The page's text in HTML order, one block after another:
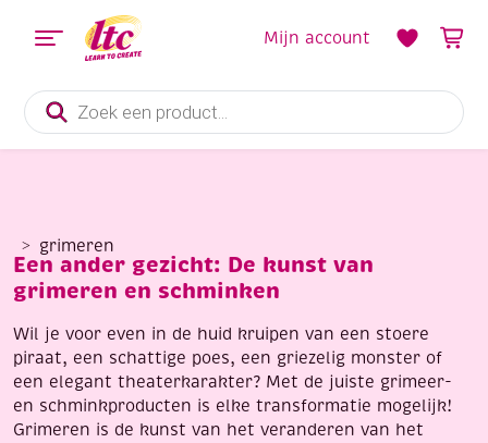
Producten
zoeken
Mijn account
grimeren
Een ander gezicht: De kunst van
grimeren en schminken
Wil je voor even in de huid kruipen van een stoere
piraat, een schattige poes, een griezelig monster of
een elegant theaterkarakter? Met de juiste grimeer-
en schminkproducten is elke transformatie mogelijk!
Grimeren is de kunst van het veranderen van het